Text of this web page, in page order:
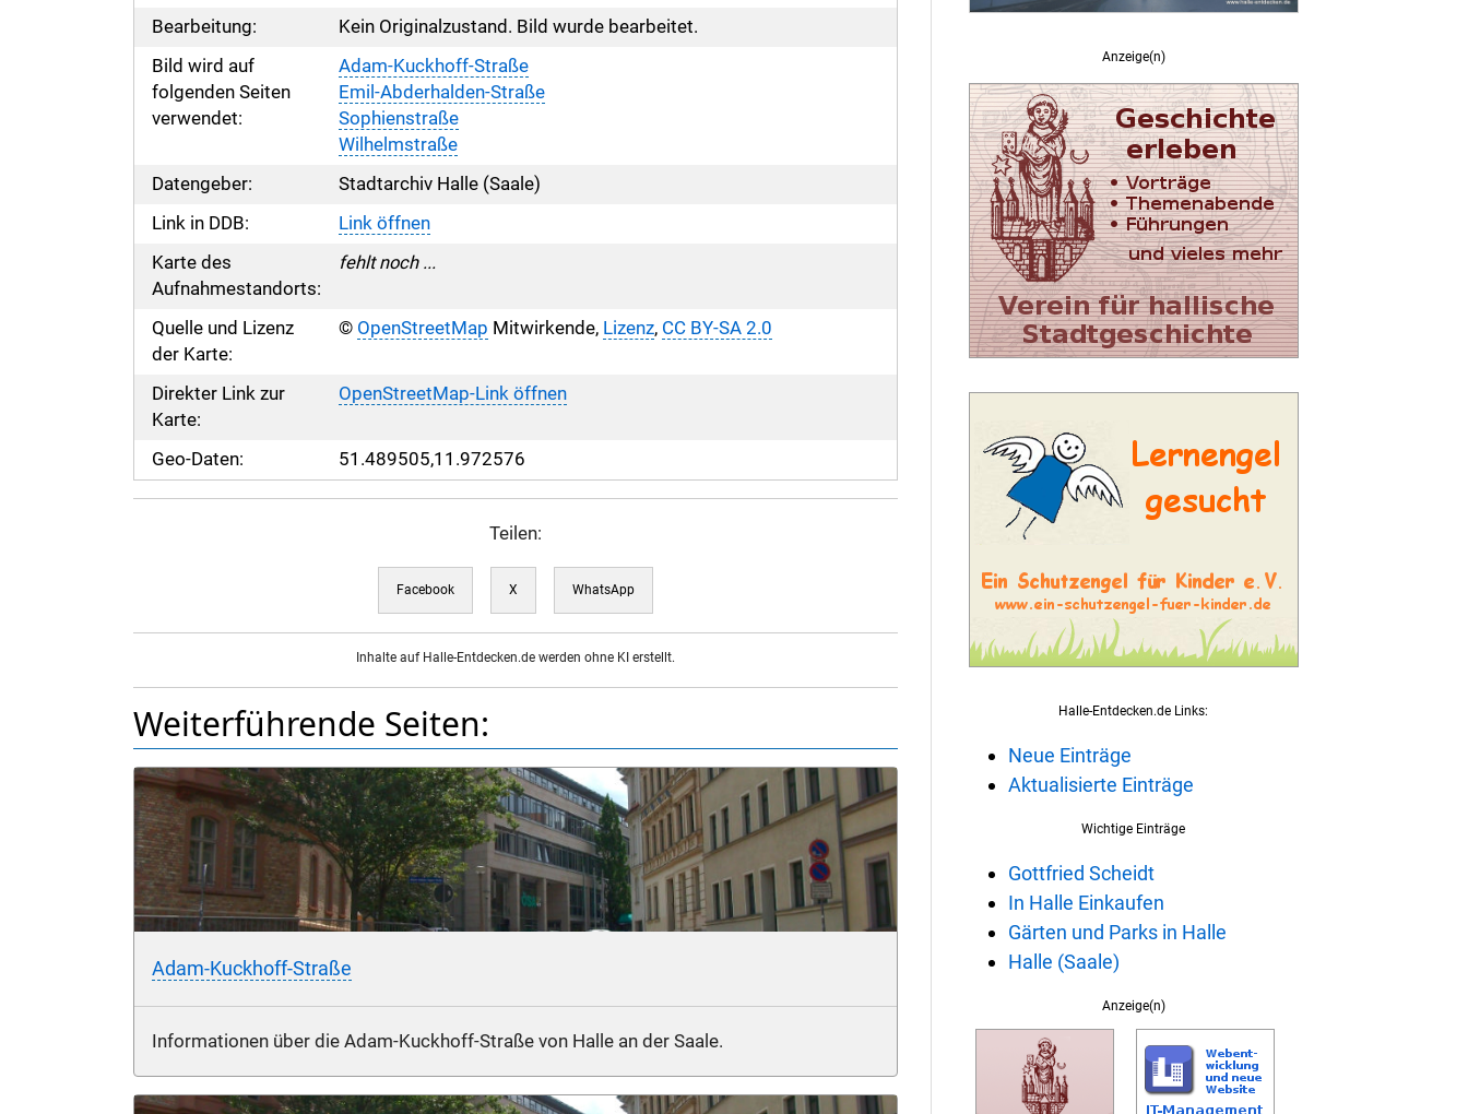
Bearbeitung:
Kein Originalzustand. Bild wurde bearbeitet.
Bild wird auf
folgenden Seiten
verwendet:
Adam-Kuckhoff-Straße
Emil-Abderhalden-Straße
Sophienstraße
Wilhelmstraße
Datengeber:
Stadtarchiv Halle (Saale)
Link in DDB:
Link öffnen
Karte des
Aufnahmestandorts:
fehlt noch ...
Quelle und Lizenz
der Karte:
© OpenStreetMap Mitwirkende, Lizenz, CC BY-SA 2.0
Direkter Link zur
Karte:
OpenStreetMap-Link öffnen
Geo-Daten: 51.489505,11.972576
Teilen:
Facebook X WhatsApp
Inhalte auf Halle-Entdecken.de werden ohne KI erstellt.
Weiterführende Seiten:
Adam-Kuckhoff-Straße
Informationen über die Adam-Kuckhoff-Straße von Halle an der Saale.
Anzeige(n)
Halle-Entdecken.de Links:
Neue Einträge
Aktualisierte Einträge
Wichtige Einträge
Gottfried Scheidt
In Halle Einkaufen
Gärten und Parks in Halle
Halle (Saale)
Anzeige(n)